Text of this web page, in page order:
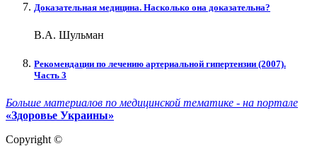
Доказательная медицина. Насколько она доказательна?
В.А. Шульман
Рекомендации по лечению артериальной гипертензии (2007).
Часть 3
Больше материалов по медицинской тематике - на портале
«Здоровье Украины»
Copyright ©